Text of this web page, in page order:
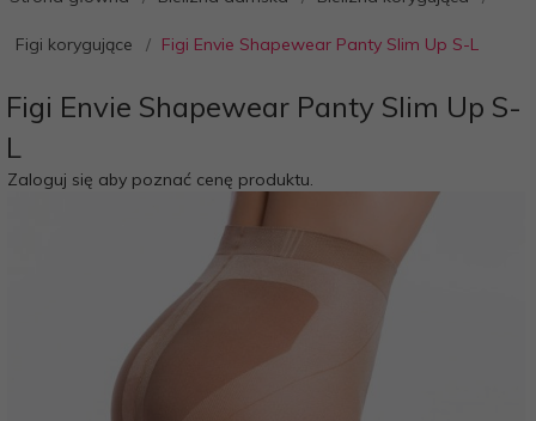
Figi korygujące Figi Envie Shapewear Panty Slim Up S-L
Figi Envie Shapewear Panty Slim Up S-
L
Zaloguj się aby poznać cenę produktu.